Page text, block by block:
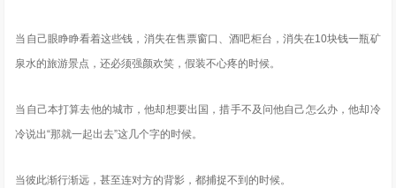
当自己眼睁睁看着这些钱，消失在售票窗口、酒吧柜台，消失在10块钱一瓶矿
泉水的旅游景点，还必须强颜欢笑，假装不心疼的时候。
当自己本打算去他的城市，他却想要出国，措手不及问他自己怎么办，他却冷
冷说出“那就一起出去”这几个字的时候。
当彼此渐行渐远，甚至连对方的背影，都捕捉不到的时候。